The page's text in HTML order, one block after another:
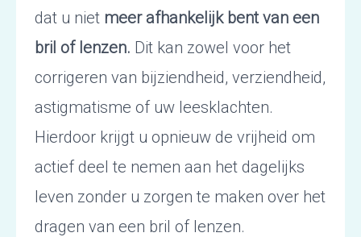
dat u nietmeer afhankelijk bent van een
bril of lenzen. Dit kan zowel voor het
corrigeren van bijziendheid, verziendheid,
astigmatisme of uw leesklachten.
Hierdoor krijgt u opnieuw de vrijheid om
actief deel te nemen aan het dagelijks
leven zonder u zorgen te maken over het
dragen van een bril of lenzen.